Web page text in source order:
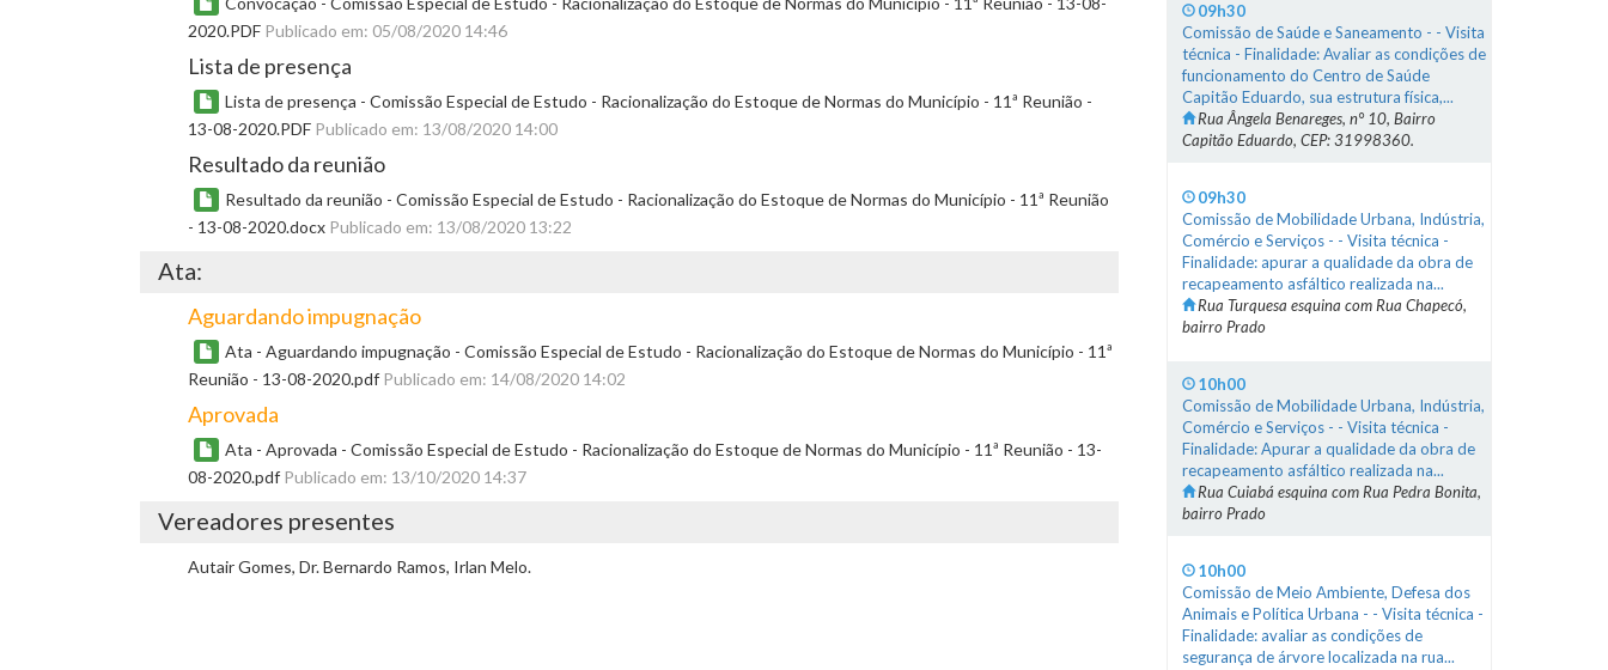
2020.PDF Publicado em: 05/08/2020 14:46
Lista de presença
Lista de presença - Comissão Especial de Estudo - Racionalização do Estoque de Normas do Município - 11ª Reunião -
13-08-2020.PDF Publicado em: 13/08/2020 14:00
Resultado da reunião
Resultado da reunião - Comissão Especial de Estudo - Racionalização do Estoque de Normas do Município - 11ª Reunião
- 13-08-2020.docx Publicado em: 13/08/2020 13:22
Ata:
Aguardando impugnação
Ata - Aguardando impugnação - Comissão Especial de Estudo - Racionalização do Estoque de Normas do Município - 11ª
Reunião - 13-08-2020.pdf Publicado em: 14/08/2020 14:02
Aprovada
Ata - Aprovada - Comissão Especial de Estudo - Racionalização do Estoque de Normas do Município - 11ª Reunião - 13-
08-2020.pdf Publicado em: 13/10/2020 14:37
Vereadores presentes
Autair Gomes, Dr. Bernardo Ramos, Irlan Melo.
09h30
Comissão de Saúde e Saneamento - - Visita
técnica - Finalidade: Avaliar as condições de
funcionamento do Centro de Saúde
Capitão Eduardo, sua estrutura física,...
Rua Ângela Benareges, n° 10, Bairro
Capitão Eduardo, CEP: 31998360.
09h30
Comissão de Mobilidade Urbana, Indústria,
Comércio e Serviços - - Visita técnica -
Finalidade: apurar a qualidade da obra de
recapeamento asfáltico realizada na...
Rua Turquesa esquina com Rua Chapecó,
bairro Prado
10h00
Comissão de Mobilidade Urbana, Indústria,
Comércio e Serviços - - Visita técnica -
Finalidade: Apurar a qualidade da obra de
recapeamento asfáltico realizada na...
Rua Cuiabá esquina com Rua Pedra Bonita,
bairro Prado
10h00
Comissão de Meio Ambiente, Defesa dos
Animais e Política Urbana - - Visita técnica -
Finalidade: avaliar as condições de
segurança de árvore localizada na rua...